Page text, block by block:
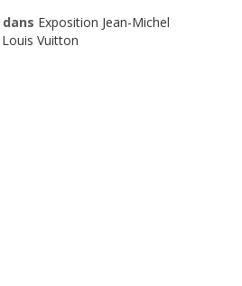
dans Exposition Jean-Michel
Vuitton